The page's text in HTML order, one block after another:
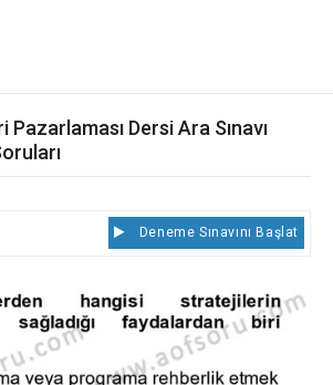
Pazarlaması Dersi Ara Sınavı
Deneme Sınavını Başlat